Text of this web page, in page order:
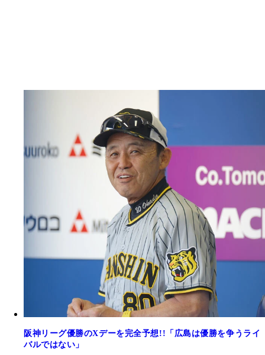
阪神リーグ優勝のXデーを完全予想!!「広島は優勝を争うライ
バルではない」